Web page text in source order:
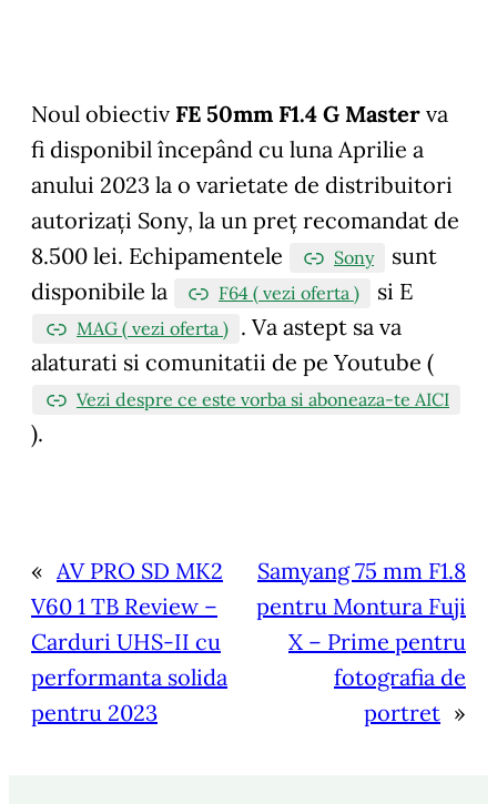
Noul obiectiv FE 50mm F1.4 G Master va
fi disponibil începând cu luna Aprilie a
anului 2023 la o varietate de distribuitori
autorizați Sony, la un preț recomandat de
8.500 lei. Echipamentele
Sony
sunt
disponibile la
F64 ( vezi oferta ) si E
MAG ( vezi oferta ) . Va astept sa va
alaturati si comunitatii de pe Youtube (
Vezi despre ce este vorba si aboneaza-te AICI
).
« AV PRO SD MK2
V60 1 TB Review –
Carduri UHS-II cu
performanta solida
pentru 2023
Samyang 75 mm F1.8
pentru Montura Fuji
X – Prime pentru
fotografia de
portret »